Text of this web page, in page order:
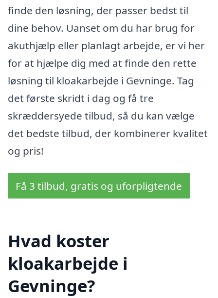
finde den løsning, der passer bedst til
dine behov. Uanset om du har brug for
akuthjælp eller planlagt arbejde, er vi her
for at hjælpe dig med at finde den rette
løsning til kloakarbejde i Gevninge. Tag
det første skridt i dag og få tre
skræddersyede tilbud, så du kan vælge
det bedste tilbud, der kombinerer kvalitet
og pris!
Få 3 tilbud, gratis og uforpligtende
Hvad koster
kloakarbejde i
Gevninge?